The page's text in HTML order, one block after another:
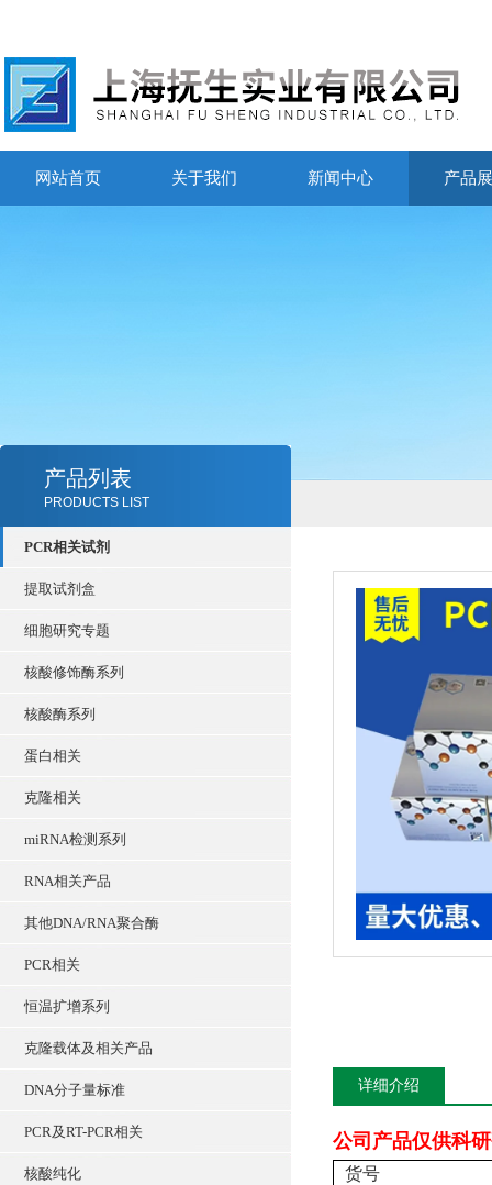
网站首页 关于我们 新闻中心 产品
产品列表
PRODUCTS LIST
PCR相关试剂
提取试剂盒
细胞研究专题
核酸修饰酶系列
核酸酶系列
蛋白相关
克隆相关
miRNA检测系列
RNA相关产品
其他DNA/RNA聚合酶
PCR相关
恒温扩增系列
克隆载体及相关产品
DNA分子量标准
PCR及RT-PCR相关
核酸纯化
详细介绍
公司产品仅供科
货号